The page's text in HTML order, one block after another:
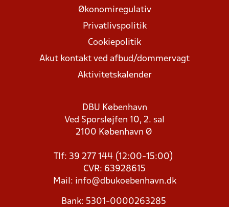
Økonomiregulativ
Privatlivspolitik
Cookiepolitik
Akut kontakt ved afbud/dommervagt
Aktivitetskalender
DBU København
Ved Sporsløjfen 10, 2. sal
2100 København Ø
Tlf: 39 277 144 (12:00-15:00)
CVR: 63928615
Mail: info@dbukoebenhavn.dk
Bank: 5301-0000263285